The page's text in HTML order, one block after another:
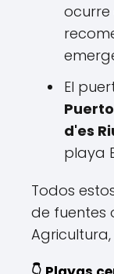
ocurre
El
d'es
playa
Todos
de fuentes